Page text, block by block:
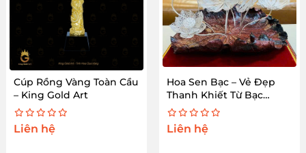
Cúp Rồng Vàng Toàn Cầu
– King Gold Art
Liên hệ
Hoa Sen Bạc – Vẻ Đẹp
Thanh Khiết Từ Bạc
Nguyên Chất
Liên hệ